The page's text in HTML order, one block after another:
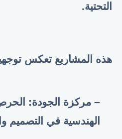
التحتية.
هذه المشاريع تعكس
– مركزة الجودة:
الهندسية في التصميم